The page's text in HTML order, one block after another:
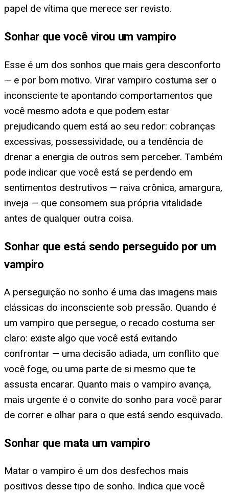
papel de vítima que merece ser revisto.
Sonhar que você virou um vampiro
Esse é um dos sonhos que mais gera desconforto
— e por bom motivo. Virar vampiro costuma ser o
inconsciente te apontando comportamentos que
você mesmo adota e que podem estar
prejudicando quem está ao seu redor: cobranças
excessivas, possessividade, ou a tendência de
drenar a energia de outros sem perceber. Também
pode indicar que você está se perdendo em
sentimentos destrutivos — raiva crônica, amargura,
inveja — que consomem sua própria vitalidade
antes de qualquer outra coisa.
Sonhar que está sendo perseguido por um
vampiro
A perseguição no sonho é uma das imagens mais
clássicas do inconsciente sob pressão. Quando é
um vampiro que persegue, o recado costuma ser
claro: existe algo que você está evitando
confrontar — uma decisão adiada, um conflito que
você foge, ou uma parte de si mesmo que te
assusta encarar. Quanto mais o vampiro avança,
mais urgente é o convite do sonho para você parar
de correr e olhar para o que está sendo esquivado.
Sonhar que mata um vampiro
Matar o vampiro é um dos desfechos mais
positivos desse tipo de sonho. Indica que você